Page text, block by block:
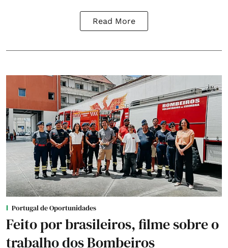
Read More
Portugal de Oportunidades
Feito por brasileiros, filme sobre o
trabalho dos Bombeiros